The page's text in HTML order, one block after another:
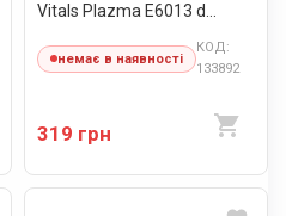
Vitals Plazma E6013 d
немає в наявності
КОД:
133892
319 грн